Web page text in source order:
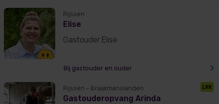
Rijssen
Elise
Gastouder Elise
Bij gastouder en ouder
LRK
Rijssen - Braakmanslanden
Gastouderopvang Arinda